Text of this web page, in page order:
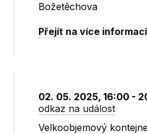
Božetěchova
Přejít na více informací
02. 05. 2025, 16:00 -
odkaz na událost
Velkoobjemový